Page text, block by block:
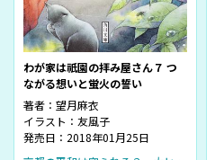
わが家は祇園の拝み屋さん７ つ
ながる想いと蛍火の誓い
著者： 望月麻衣
イラスト： 友風子
発売日：2018年01月25日